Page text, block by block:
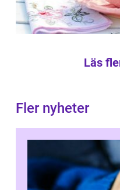
Läs
Fler nyheter